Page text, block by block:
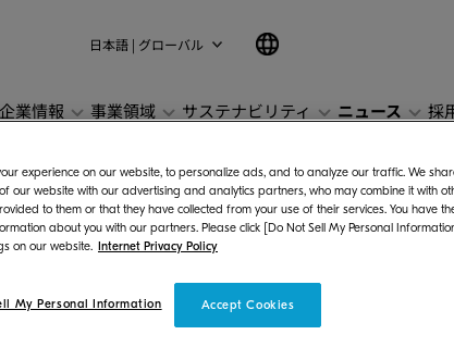
日本語 | グローバル
企業情報 事業領域 サステナビリティ ニュース 採
年3月期 通期 決
experience on our website, to personalize ads, and to analyze our traffic. We
our website with our advertising and analytics partners, who may combine it with
to them or that they have collected from your use of their services. You have
about you with our partners. Please click [Do Not Sell My Personal
on our website. Internet Privacy Policy
Accept Cookies
My Personal Information